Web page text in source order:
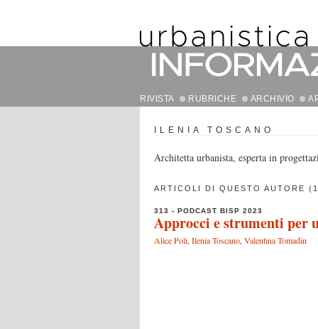
RIVISTA RUBRICHE ARCHIVIO
ILENIA TOSCANO
Architetta urbanista, esperta in
ARTICOLI DI QUESTO AUTORE
313 - PODCAST BISP 2023
Approcci e strumenti per
Alice Poli, Ilenia Toscano, Valentina Tomadin